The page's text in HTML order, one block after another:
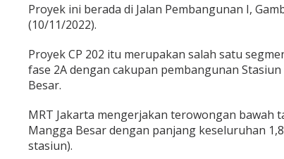
Proyek ini berada di Jalan Pembangunan I,
(10/11/2022).
Proyek CP 202 itu merupakan salah satu
fase 2A dengan cakupan pembangunan
Besar.
MRT Jakarta mengerjakan terowongan bawah
Mangga Besar dengan panjang keseluruhan
stasiun).